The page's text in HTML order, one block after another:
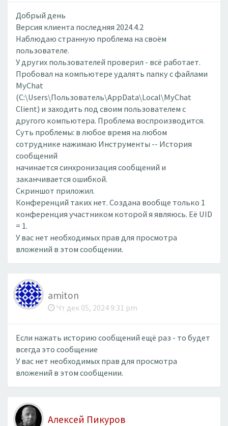
Добрый день
Версия клиента последняя 2024.4.2
Наблюдаю странную проблема на своём
пользователе.
У других пользователей проверил - всё работает.
Пробовал на компьютере удалять папку с файлами
MyChat
(C:\Users\Пользователь\AppData\Local\MyChat
Client) и заходить под своим пользователем с
другого компьютера. Проблема воспроизводится.
Суть проблемы: в любое время на любом
сотруднике нажимаю Инструменты -- История
сообщений
начинается синхронизация сообщений и
заканчивается ошибкой.
Скриншот приложил.
Конференций таких нет. Создана вообще только 1
конференция участником которой я являюсь. Её UID
= 1.
У вас нет необходимых прав для просмотра
вложений в этом сообщении.
amiton
Чт дек 05, 2024 9:31 pm
Если нажать историю сообщений ещё раз - то будет
всегда это сообщение
У вас нет необходимых прав для просмотра
вложений в этом сообщении.
Алексей Пикуров